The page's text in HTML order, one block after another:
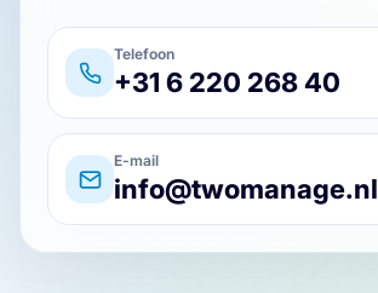
Telefoon
+31 6 220 268 40
E-mail
info@twomanage.nl